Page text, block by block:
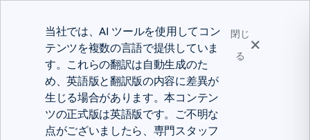
当社では、AI ツールを使用してコン
テンツを複数の言語で提供していま
す。これらの翻訳は自動生成のた
め、英語版と翻訳版の内容に差異が
生じる場合があります。本コンテン
ツの正式版は英語版です。ご不明な
点がございましたら、専門スタッフ
閉じ
る